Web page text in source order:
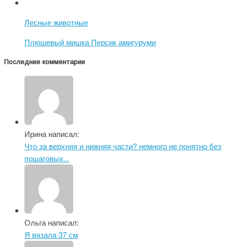
Лесные животные
Плюшевый мишка Персик амигуруми
Последние комментарии
Ирина написал:
Что за верхняя и нижняя части? немного не понятно без
пошаговых...
Ольга написал:
Я вязала 37 см